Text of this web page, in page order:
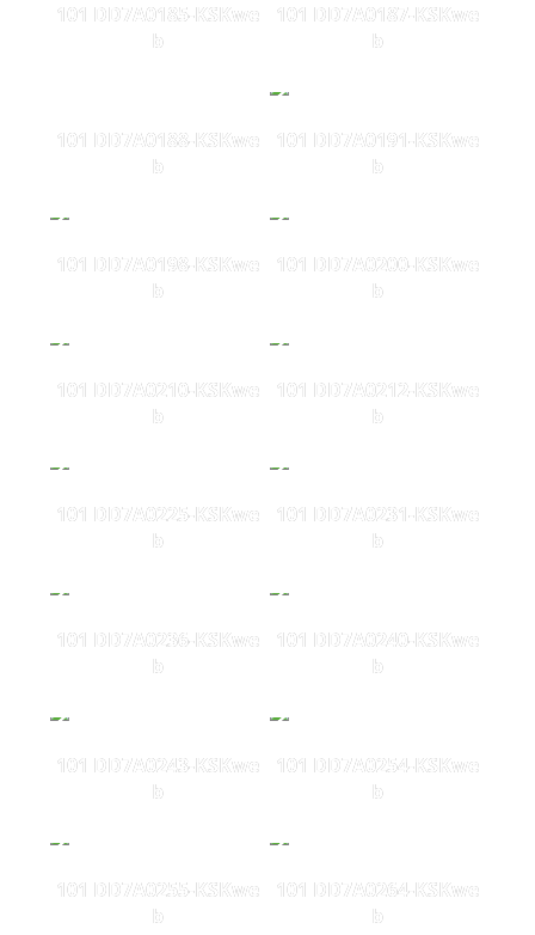
101 DD7A0185-KSKwe
b
101 DD7A0187-KSKwe
b
101 DD7A0188-KSKwe
b
101 DD7A0191-KSKwe
b
101 DD7A0198-KSKwe
b
101 DD7A0200-KSKwe
b
101 DD7A0210-KSKwe
b
101 DD7A0212-KSKwe
b
101 DD7A0225-KSKwe
b
101 DD7A0231-KSKwe
b
101 DD7A0236-KSKwe
b
101 DD7A0240-KSKwe
b
101 DD7A0243-KSKwe
b
101 DD7A0254-KSKwe
b
101 DD7A0255-KSKwe
b
101 DD7A0264-KSKwe
b